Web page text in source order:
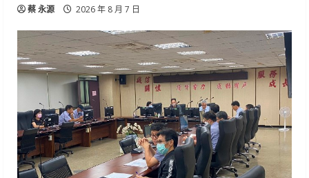
蔡 永源 2026 年 8 月 7 日